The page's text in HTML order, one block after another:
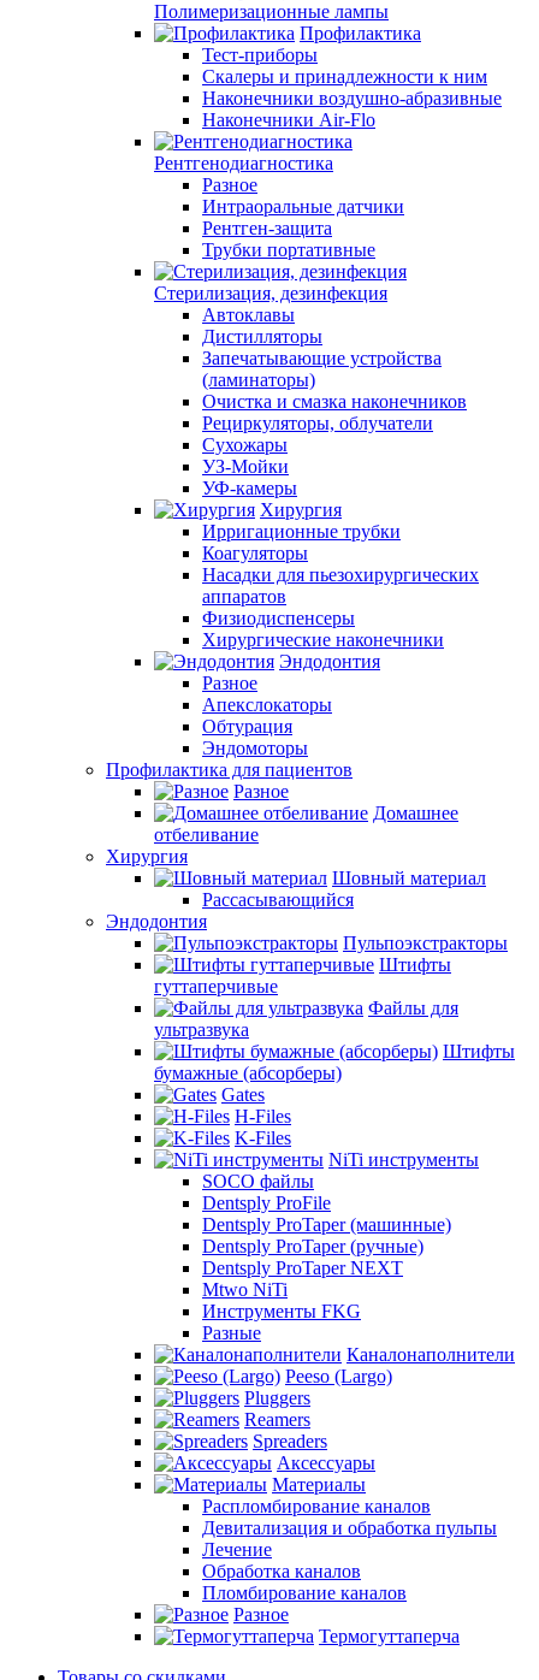
Полимеризационные лампы
Профилактика
Тест-приборы
Скалеры и принадлежности к ним
Наконечники воздушно-абразивные
Наконечники Air-Flo
Рентгенодиагностика
Разное
Интраоральные датчики
Рентген-защита
Трубки портативные
Стерилизация, дезинфекция
Автоклавы
Дистилляторы
Запечатывающие устройства
(ламинаторы)
Очистка и смазка наконечников
Рециркуляторы, облучатели
Сухожары
УЗ-Мойки
УФ-камеры
Хирургия
Ирригационные трубки
Коагуляторы
Насадки для пьезохирургических
аппаратов
Физиодиспенсеры
Хирургические наконечники
Эндодонтия
Разное
Апекслокаторы
Обтурация
Эндомоторы
Профилактика для пациентов
Разное
Домашнее
отбеливание
Хирургия
Шовный материал
Рассасывающийся
Эндодонтия
Пульпоэкстракторы
Штифты
гуттаперчивые
Файлы для
ультразвука
Штифты
бумажные (абсорберы)
Gates
H-Files
K-Files
NiTi инструменты
SOCO файлы
Dentsply ProFile
Dentsply ProTaper (машинные)
Dentsply ProTaper (ручные)
Dentsply ProTaper NEXT
Mtwo NiTi
Инструменты FKG
Разные
Каналонаполнители
Peeso (Largo)
Pluggers
Reamers
Spreaders
Аксессуары
Материалы
Распломбирование каналов
Девитализация и обработка пульпы
Лечение
Обработка каналов
Пломбирование каналов
Разное
Термогуттаперча